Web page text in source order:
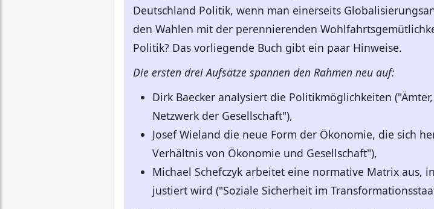
Deutschland Politik, wenn man einerseits
den Wahlen mit der perennierenden
Politik? Das vorliegende Buch gibt ein paar Hinweise.
Die ersten drei Aufsätze spannen den Rahmen neu auf:
Dirk Baecker analysiert die Politikmöglichkeiten
Netzwerk der Gesellschaft"),
Josef Wieland die neue Form der Ökonomie, die sich
Verhältnis von Ökonomie und Gesellschaft"),
Michael Schefczyk arbeitet eine normative Matrix aus,
justiert wird ("Soziale Sicherheit im